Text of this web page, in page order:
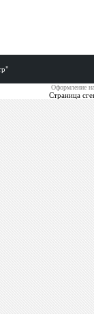
Оформление
Страница